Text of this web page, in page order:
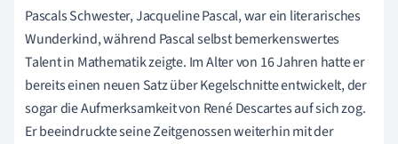
Pascals Schwester, Jacqueline Pascal, war ein literarisches
Wunderkind, während Pascal selbst bemerkenswertes
Talent in Mathematik zeigte. Im Alter von 16 Jahren hatte er
bereits einen neuen Satz über Kegelschnitte entwickelt, der
sogar die Aufmerksamkeit von René Descartes auf sich zog.
Er beeindruckte seine Zeitgenossen weiterhin mit der